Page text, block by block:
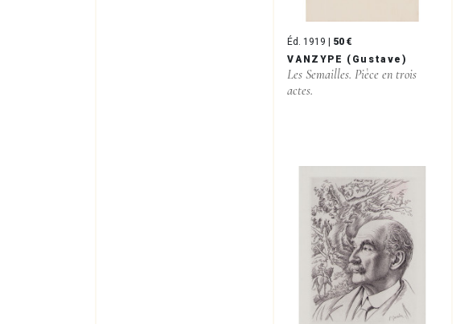
Éd. 1919 | 50 €
VANZYPE (Gustave)
Les Semailles. Pièce en trois
actes.